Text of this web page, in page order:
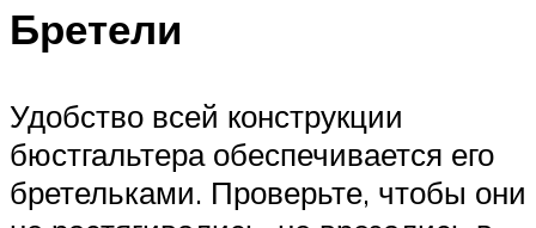
Бретели
Удобство всей конструкции
бюстгальтера обеспечивается его
бретельками. Проверьте, чтобы они